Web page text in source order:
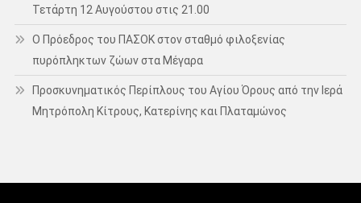
Τετάρτη 12 Αυγούστου στις 21.00
Ο Πρόεδρος του ΠΑΣΟΚ στον σταθμό φιλοξενίας
πυρόπληκτων ζώων στα Μέγαρα
Προσκυνηματικός Περίπλους του Αγίου Όρους από την Ιερά
Μητρόπολη Κίτρους, Κατερίνης και Πλαταμώνος